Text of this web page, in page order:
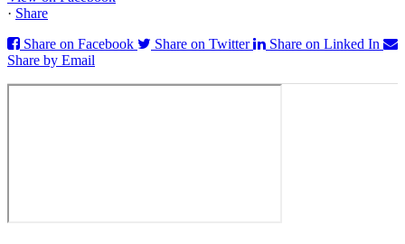
· Share
Share on Facebook
Share on Twitter
Share on Linked In
Share by Email